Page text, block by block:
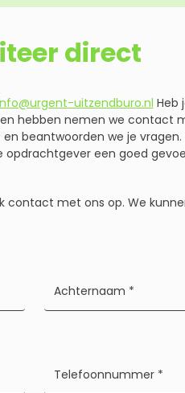
direct
uitzendburo.nl Heb
hebben nemen we contact
beantwoorden we je
opdrachtgever een goed
met ons op. We